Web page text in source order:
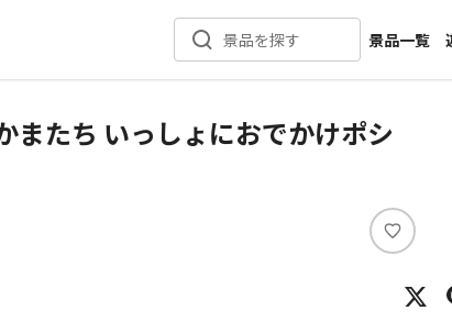
景品を探す
景品一覧
新着景品
カテゴリ一覧
またち いっしょにおでかけポシ
い
ね
X